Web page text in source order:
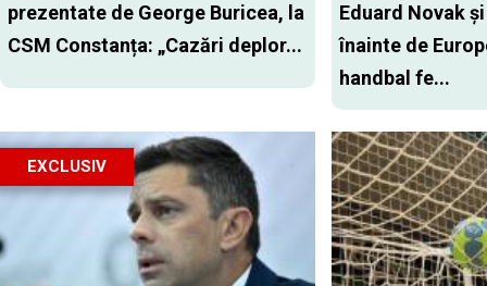
prezentate de George Buricea, la
CSM Constanța: „Cazări deplor...
Eduard Novak
înainte de
handbal fe...
EXCLUSIV